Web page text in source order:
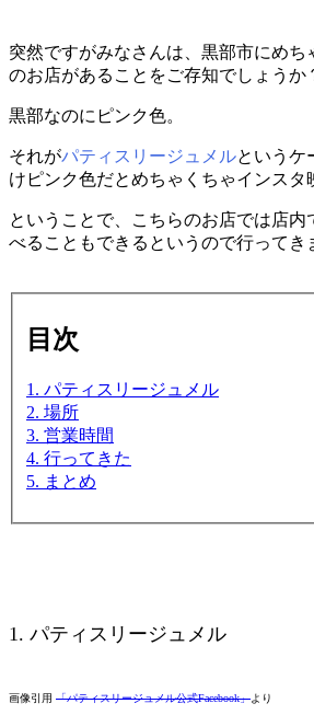
突然ですがみなさんは、黒部市にめち
のお店があることをご存知でしょうか
黒部なのにピンク色。
それがパティスリージュメルというケ
けピンク色だとめちゃくちゃインスタ
ということで、こちらのお店では店内
べることもできるというので行ってき
目次
1. パティスリージュメル
2. 場所
3. 営業時間
4. 行ってきた
5. まとめ
1. パティスリージュメル
画像引用 「パティスリージュメル公式Facebook」より